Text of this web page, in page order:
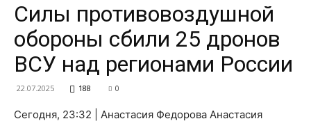
Силы противовоздушной
обороны сбили 25 дронов
ВСУ над регионами России
22.07.2025 188 0
Сегодня, 23:32 | Анастасия Федорова Анастасия